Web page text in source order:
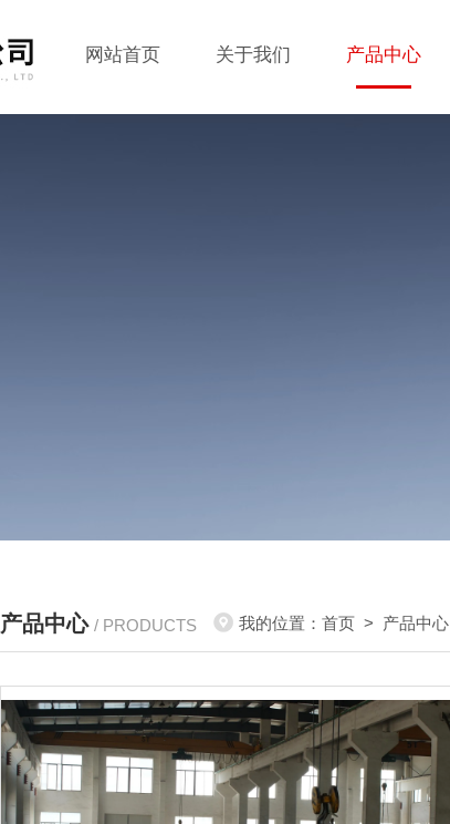
网站首页 关于我们 产品中心
产品中心 / PRODUCTS 我的位置：首页 > 产品中心